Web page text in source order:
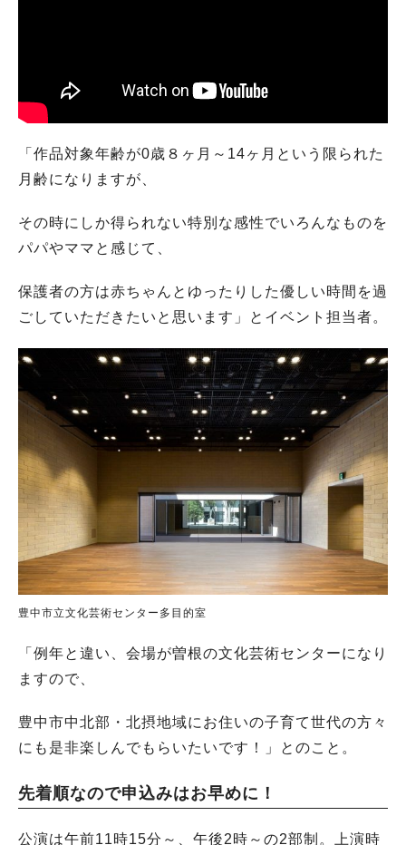
「作品対象年齢が0歳８ヶ月～14ヶ月という限られた
月齢になりますが、
その時にしか得られない特別な感性でいろんなものを
パパやママと感じて、
保護者の方は赤ちゃんとゆったりした優しい時間を過
ごしていただきたいと思います」とイベント担当者。
豊中市立文化芸術センター多目的室
「例年と違い、会場が曽根の文化芸術センターになり
ますので、
豊中市中北部・北摂地域にお住いの子育て世代の方々
にも是非楽しんでもらいたいです！」とのこと。
先着順なので申込みはお早めに！
公演は午前11時15分～、午後2時～の2部制。上演時